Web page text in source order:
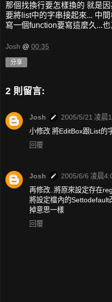
那個找換行要怎樣換的 就是
要將list中的字串接起來... 中
寫一個function要寫這麼久...
Josh @ 00:35
分享
2 則留言:
Josh
2005/5/21 凌晨
小修改 將EditBox跟List的
回覆
Josh
2005/6/6 凌晨
再修改..將原來設定存在
將設定檔內的
掉意思一樣
回覆